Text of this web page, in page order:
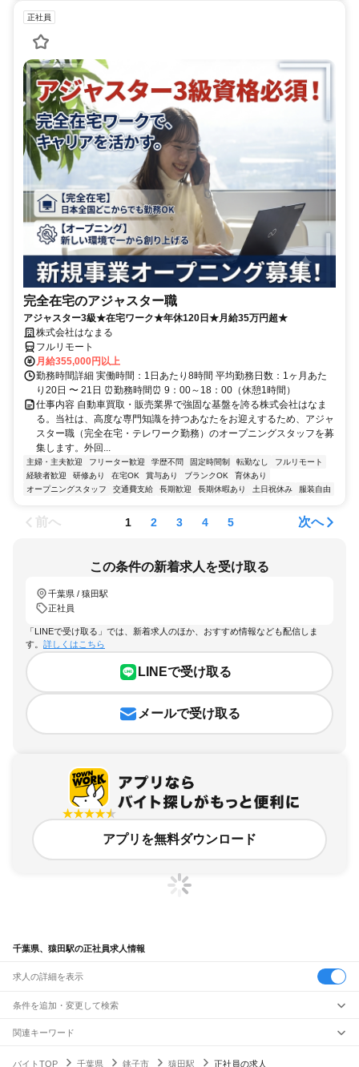
正社員
完全在宅のアジャスター職
アジャスター3級★在宅ワーク★年休120日★月給35万円超★
株式会社はなまる
フルリモート
月給355,000円以上
勤務時間詳細 実働時間：1日あたり8時間 平均勤務日数：1ヶ月あた
り20日 〜 21日 ⏰勤務時間⏰ 9：00～18：00（休憩1時間）
仕事内容 自動車買取・販売業界で強固な基盤を誇る株式会社はなま
る。当社は、高度な専門知識を持つあなたをお迎えするため、アジャ
スター職（完全在宅・テレワーク勤務）のオープニングスタッフを募
集します。外回...
主婦・主夫歓迎 フリーター歓迎 学歴不問 固定時間制 転勤なし
フルリモート
経験者歓迎
研修あり 在宅OK 賞与あり ブランクOK
育休あり
オープニングスタッフ
交通費支給 長期歓迎 長期休暇あり 土日祝休み 服装自由
前へ 1 2 3 4 5 次へ
この条件の新着求人を受け取る
千葉県 / 猿田駅
正社員
「LINEで受け取る」では、新着求人のほか、おすすめ情報なども配信しま
す。 詳しくはこちら
LINEで受け取る
メールで受け取る
アプリを無料ダウンロード
千葉県、猿田駅の正社員求人情報
求人の詳細を表示
条件を追加・変更して検索
市区町村を追加・変更
駅を追加・変更
関連キーワード
バイトTOP
千葉県 銚子市 猿田駅 正社員の求人